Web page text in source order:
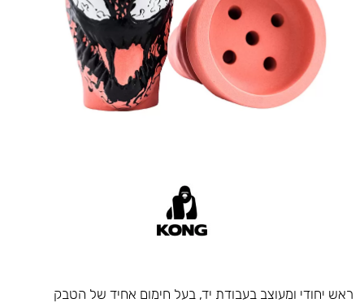
ראש יחודי ומעוצב בעבודת יד, בעל חימום אחיד של הטבק